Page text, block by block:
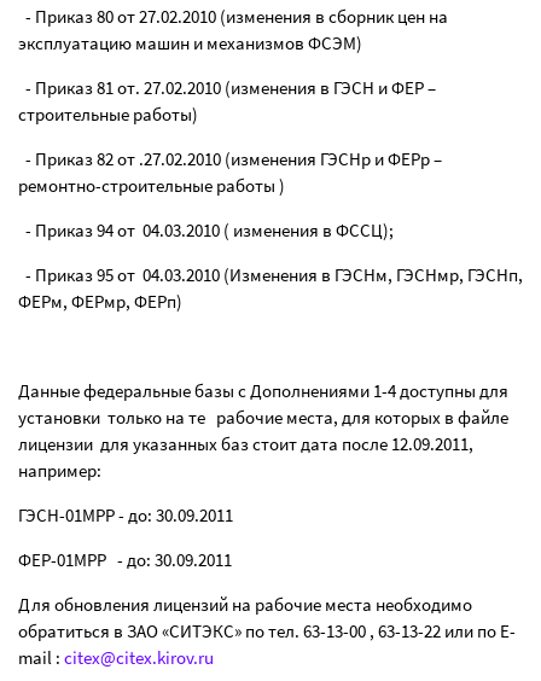
- Приказ 80 от 27.02.2010 (изменения в сборник цен на
эксплуатацию машин и механизмов ФСЭМ)
- Приказ 81 от. 27.02.2010 (изменения в ГЭСН и ФЕР –
строительные работы)
- Приказ 82 от .27.02.2010 (изменения ГЭСНр и ФЕРр –
ремонтно-строительные работы )
- Приказ 94 от 04.03.2010 ( изменения в ФССЦ);
- Приказ 95 от 04.03.2010 (Изменения в ГЭСНм, ГЭСНмр, ГЭСНп,
ФЕРм, ФЕРмр, ФЕРп)
Данные федеральные базы с Дополнениями 1-4 доступны для
установки только на те рабочие места, для которых в файле
лицензии для указанных баз стоит дата после 12.09.2011,
например:
ГЭСН-01МРР - до: 30.09.2011
ФЕР-01МРР - до: 30.09.2011
Для обновления лицензий на рабочие места необходимо
обратиться в ЗАО «СИТЭКС» по тел. 63-13-00 , 63-13-22 или по E-
mail : citex@citex.kirov.ru